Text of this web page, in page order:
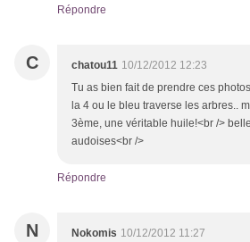
Répondre
C chatou11 10/12/2012 12:23
Tu as bien fait de prendre ces
la 4 ou le bleu traverse les arbres..
3ème, une véritable huile!<br />
audoises<br />
Répondre
N Nokomis 10/12/2012 11:27